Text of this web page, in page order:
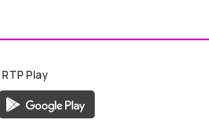
RTP Play